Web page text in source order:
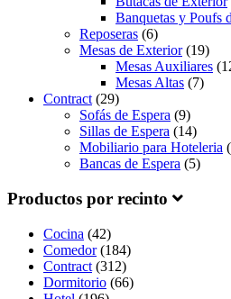
Banquetas y Poufs
Reposeras (6)
Mesas de Exterior(19)
Mesas Auxiliares
Mesas Altas (7)
Contract (29)
Sofás de Espera (9)
Sillas de Espera (14)
Mobiliario para Hoteleria
Bancas de Espera (5)
Productos por recinto
Cocina (42)
Comedor(184)
Contract (312)
Dormitorio (66)